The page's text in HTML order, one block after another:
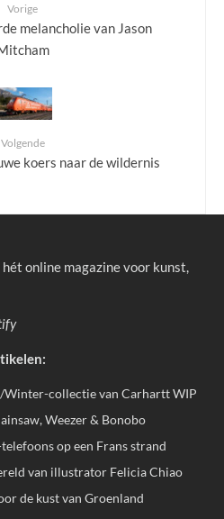
Vorige
melancholie van Jason
Volgende
koers naar de wildernis
online magazine voor kunst,
Winter-collectie van Carhartt WIP
Weezer & Bonobo
op een Frans strand
van illustrator Felicia Chiao
de kust van Groenland